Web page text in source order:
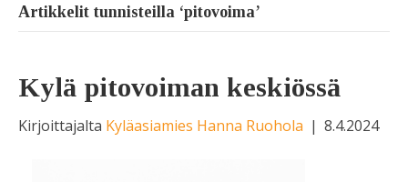
Artikkelit tunnisteilla ‘pitovoima’
Kylä pitovoiman keskiössä
Kirjoittajalta Kyläasiamies Hanna Ruohola | 8.4.2024